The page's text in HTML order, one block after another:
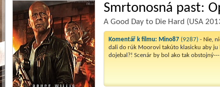
Smrtonosná past:
A Good Day to Die Hard (USA
Komentář k filmu: Mino87 (9287) - Nie,
dali do rúk Moorovi takúto klasicku aby ju
dojebal?! Scenár by bol ako tak